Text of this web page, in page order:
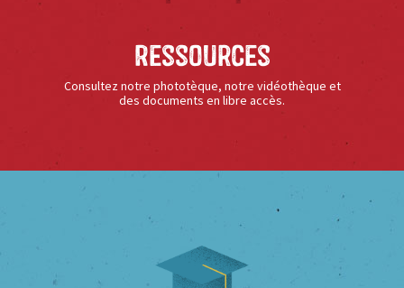
Ressources
Consultez notre phototèque, notre vidéothèque et
des documents en libre accès.